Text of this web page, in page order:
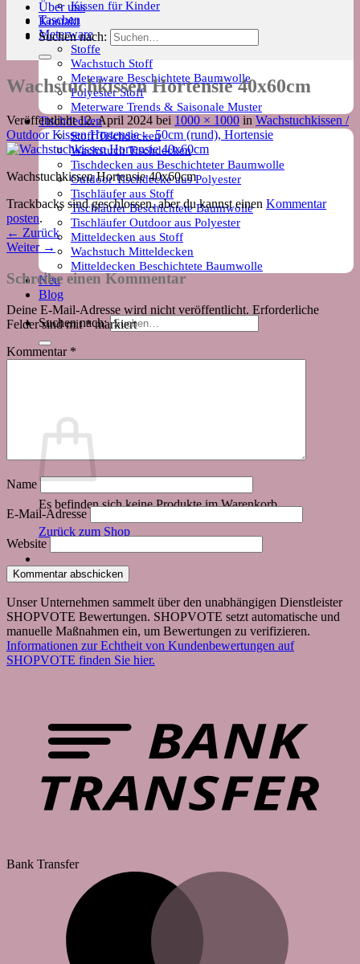
Kissen für Kinder
Taschen
Meterware
Stoffe
Wachstuch Stoff
Meterware Beschichtete Baumwolle
Polyester Stoff
Meterware Trends & Saisonale Muster
Tischdecken
Stoff Tischdecken
Wachstuch Tischdecken
Tischdecken aus Beschichteter Baumwolle
Outdoor Tischdecke aus Polyester
Tischläufer aus Stoff
Tischläufer Beschichtete Baumwolle
Tischläufer Outdoor aus Polyester
Mitteldecken aus Stoff
Wachstuch Mitteldecken
Mitteldecken Beschichtete Baumwolle
Neu
Blog
Suchen nach:
Es befinden sich keine Produkte im Warenkorb.
Zurück zum Shop
Über uns
Kontakt
Suchen nach:
Wachstuchkissen Hortensie 40x60cm
Veröffentlicht12. April 2024 bei 1000 × 1000 in Wachstuchkissen /
Outdoor Kissen Hortensie – 50cm (rund), Hortensie
Wachstuchkissen Hortensie 40x60cm
Trackbacks sind geschlossen, aber du kannst einen Kommentar
posten.
← Zurück
Weiter →
Schreibe einen Kommentar
Deine E-Mail-Adresse wird nicht veröffentlicht. Erforderliche
Felder sind mit*markiert
Kommentar *
Name
E-Mail-Adresse
Website
Unser Unternehmen sammelt über den unabhängigen Dienstleister
SHOPVOTE Bewertungen. SHOPVOTE setzt automatische und
manuelle Maßnahmen ein, um Bewertungen zu verifizieren.
Informationen zur Echtheit von Kundenbewertungen auf
SHOPVOTE finden Sie hier.
Bank Transfer